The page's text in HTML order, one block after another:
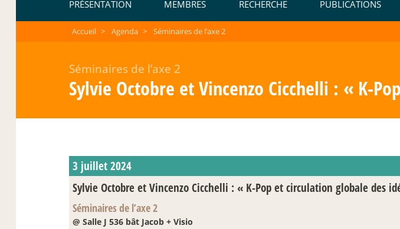
PRÉSENTATION MEMBRES RECHERCHE PUBLICATIONS
Accueil > Agenda > Séminaires de l’axe 2
Séminaires de l’axe 2
Sylvie Octobre et Vincenzo Cicchelli : « K-
3 juillet 2024
Sylvie Octobre et Vincenzo Cicchelli : « K-Pop et circulation globale des
Séminaires de l’axe 2
@ Salle J 536 bât Jacob + Visio